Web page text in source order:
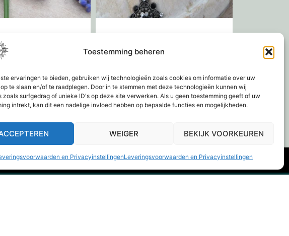
Toestemming beheren
ervaringen te bieden, gebruiken wij technologieën zoals cookies om informatie over uw
te slaan en/of te raadplegen. Door in te stemmen met deze technologieën kunnen wij
zoals surfgedrag of unieke ID's op deze site verwerken. Als u geen toestemming geeft of uw
intrekt, kan dit een nadelige invloed hebben op bepaalde functies en mogelijkheden.
WEIGER BEKIJK VOORKEUREN
en PrivacyinstellingenLeveringsvoorwaarden en Privacyinstellingen
aan winkelwagen
€18,95
Toevoegen aan winkelwagen